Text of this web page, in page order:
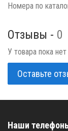
Номера по
Отзывы - 0
У товара пока
Оставьте
Наши